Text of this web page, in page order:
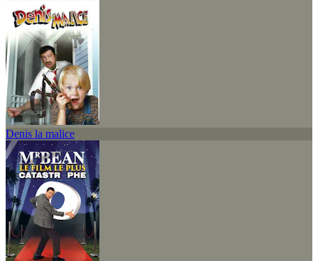
Denis la malice